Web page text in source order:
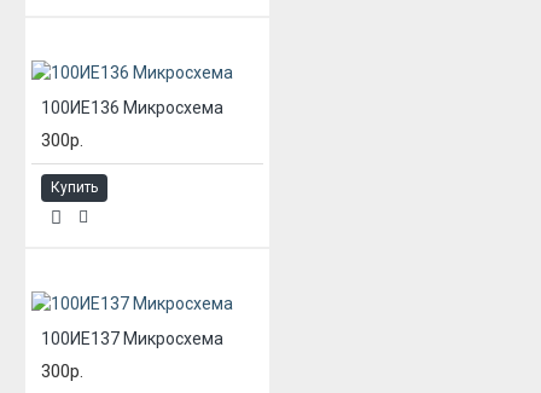
100ИЕ136 Микросхема
300р.
Купить
100ИЕ137 Микросхема
300р.